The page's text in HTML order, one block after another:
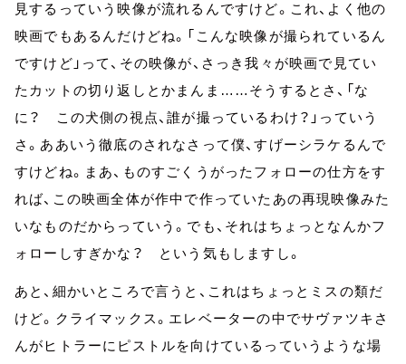
見するっていう映像が流れるんですけど。これ、よく他の
映画でもあるんだけどね。「こんな映像が撮られているん
ですけど」って、その映像が、さっき我々が映画で見てい
たカットの切り返しとかまんま……そうするとさ、「な
に？ この犬側の視点、誰が撮っているわけ？」っていう
さ。ああいう徹底のされなさって僕、すげーシラケるんで
すけどね。まあ、ものすごくうがったフォローの仕方をす
れば、この映画全体が作中で作っていたあの再現映像みた
いなものだからっていう。でも、それはちょっとなんかフ
ォローしすぎかな？ という気もしますし。
あと、細かいところで言うと、これはちょっとミスの類だ
けど。クライマックス。エレベーターの中でサヴァツキさ
んがヒトラーにピストルを向けているっていうような場